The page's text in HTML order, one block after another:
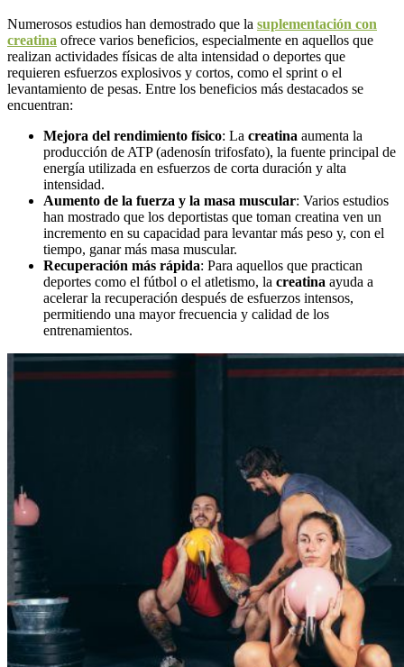
Numerosos estudios han demostrado que la suplementación con
creatina ofrece varios beneficios, especialmente en aquellos que
realizan actividades físicas de alta intensidad o deportes que
requieren esfuerzos explosivos y cortos, como el sprint o el
levantamiento de pesas. Entre los beneficios más destacados se
encuentran:
Mejora del rendimiento físico: La creatina aumenta la
producción de ATP (adenosín trifosfato), la fuente principal de
energía utilizada en esfuerzos de corta duración y alta
intensidad.
Aumento de la fuerza y la masa muscular: Varios estudios
han mostrado que los deportistas que toman creatina ven un
incremento en su capacidad para levantar más peso y, con el
tiempo, ganar más masa muscular.
Recuperación más rápida: Para aquellos que practican
deportes como el fútbol o el atletismo, la creatina ayuda a
acelerar la recuperación después de esfuerzos intensos,
permitiendo una mayor frecuencia y calidad de los
entrenamientos.